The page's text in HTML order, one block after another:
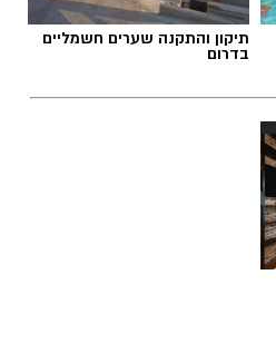
חומרים מסוכנים, מרכז
תיקון והתקנה שערים חשמליים
בדרום